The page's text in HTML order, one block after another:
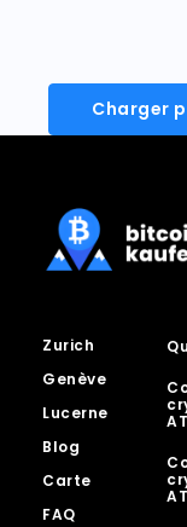
Charger
Zurich
Genève
Lucerne
Blog
Carte
FAQ